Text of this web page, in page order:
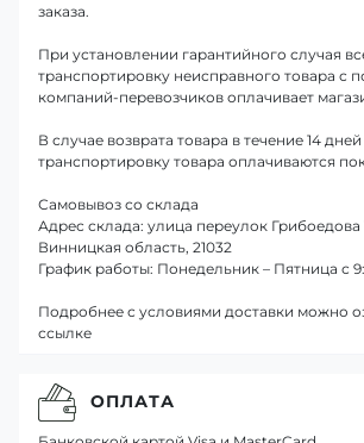
заказа.
При установлении гарантийного случая
транспортировку неисправного товара с
компаний-перевозчиков оплачивает
В случае возврата товара в течение 14
транспортировку товара оплачиваются
Самовывоз со склада
Адрес склада: улица переулок Грибоедова
Винницкая область, 21032
График работы: Понедельник – Пятница с
Подробнее с условиями доставки можно
ссылке
ОПЛАТА